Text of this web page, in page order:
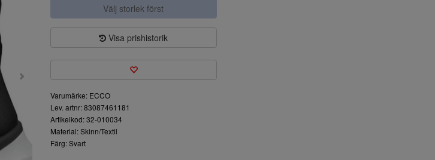
Välj storlek först
Visa prishistorik
Varumärke: ECCO
Lev. artnr: 83087461181
Artikelkod: 32-010034
Material: Skinn/Textil
Färg: Svart